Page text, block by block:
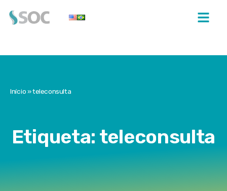
Início»teleconsulta
Etiqueta: teleconsulta